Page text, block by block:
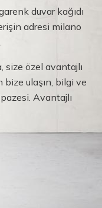
duvar kağıdı
adresi milano
size özel avantajlı
bize ulaşın, bilgi ve
Avantajlı